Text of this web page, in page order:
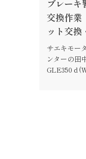
ブレー
交換作
ット交換
サエキモー
ンターの田
GLE350ｄ